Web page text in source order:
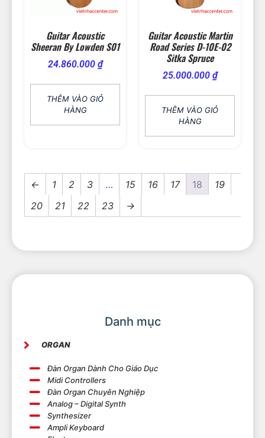
Danh mục
ORGAN
Đàn Organ Dành Cho Giáo Dục
Midi Controllers
Đàn Organ Chuyên Nghiệp
Analog – Digital Synth
Synthesizer
Ampli Keyboard
Guitar Acoustic
Sheeran By Lowden S01
24.860.000 ₫
THÊM VÀO GIỎ
HÀNG
Guitar Acoustic Martin
Road Series D-10E-02
Sitka Spruce
25.000.000 ₫
THÊM VÀO GIỎ
HÀNG
← 1 2 3 … 15 16 17 18
19
20
21 22 23 →